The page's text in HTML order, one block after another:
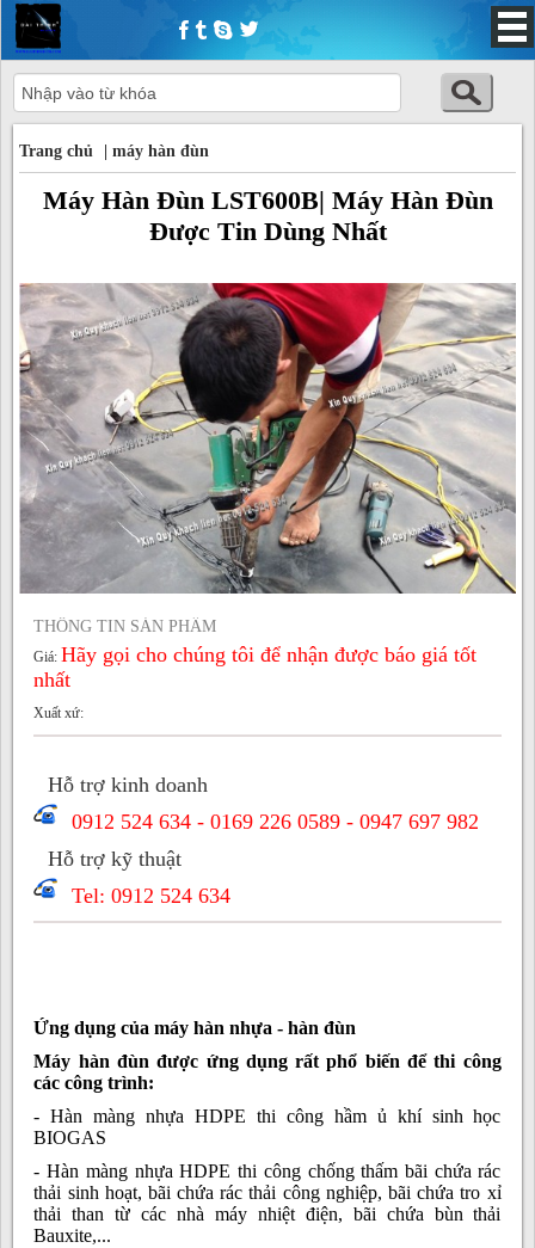
Trang chủ
Trang chủ máy hàn đùn
Máy Hàn Đùn LST600B| Máy Hàn Đùn
Được Tin Dùng Nhất
THÔNG TIN SẢN PHẨM
Giá:Hãy gọi cho chúng tôi để nhận được báo giá tốt
nhất
Xuất xứ:
Hỗ trợ kinh doanh
0912 524 634 - 0169 226 0589 - 0947 697 982
Hỗ trợ kỹ thuật
Tel: 0912 524 634
Ứng dụng của máy hàn nhựa - hàn đùn
Máy hàn đùn được ứng dụng rất phổ biến để thi công
các công trình:
- Hàn màng nhựa HDPE thi công hầm ủ khí sinh học
BIOGAS
- Hàn màng nhựa HDPE thi công chống thấm bãi chứa rác
thải sinh hoạt, bãi chứa rác thải công nghiệp, bãi chứa tro xỉ
thải than từ các nhà máy nhiệt điện, bãi chứa bùn thải
Bauxite,...